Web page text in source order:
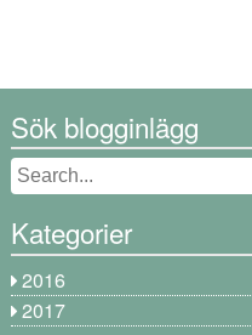
Sök blogginlägg
Kategorier
2016
2017